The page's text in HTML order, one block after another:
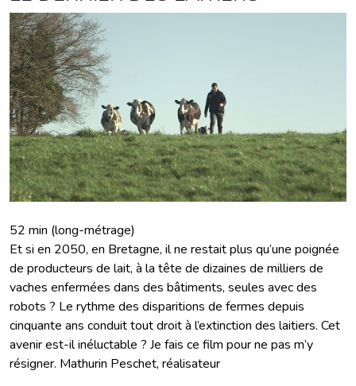
52 min (long-métrage)
Et si en 2050, en Bretagne, il ne restait plus qu’une poignée
de producteurs de lait, à la tête de dizaines de milliers de
vaches enfermées dans des bâtiments, seules avec des
robots ? Le rythme des disparitions de fermes depuis
cinquante ans conduit tout droit à l’extinction des laitiers. Cet
avenir est-il inéluctable ? Je fais ce film pour ne pas m’y
résigner. Mathurin Peschet, réalisateur